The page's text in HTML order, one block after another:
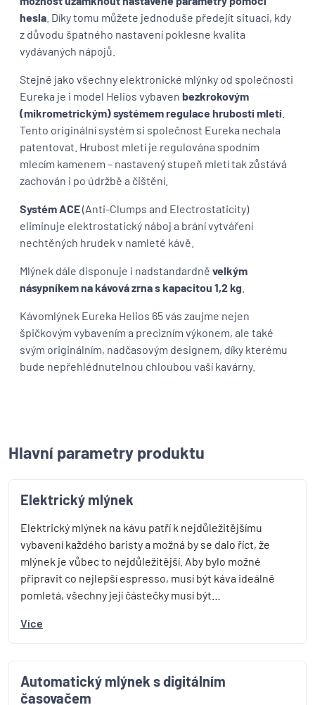
hesla . Díky tomu můžete jednoduše předejít situaci, kdy
z důvodu špatného nastavení poklesne kvalita
vydávaných nápojů.
Stejně jako všechny elektronické mlýnky od společnosti
Eureka je i model Helios vybaven bezkrokovým
(mikrometrickým) systémem regulace hrubosti mletí
Tento originální systém si společnost Eureka nechala
patentovat. Hrubost mletí je regulována spodním
mlecím kamenem – nastavený stupeň mletí tak zůstává
zachován i po údržbě a čištění.
Systém ACE(Anti-Clumps and Electrostaticity)
eliminuje elektrostatický náboj a brání vytváření
nechtěných hrudek v namleté kávě.
Mlýnek dále disponuje i nadstandardně velkým
násypníkem na kávová zrna s kapacitou 1,2 kg
Kávomlýnek Eureka Helios 65 vás zaujme nejen
špičkovým vybavením a precizním výkonem, ale také
svým originálním, nadčasovým designem, díky kterému
bude nepřehlédnutelnou chloubou vaší kavárny.
Hlavní parametry produktu
Elektrický mlýnek
Elektrický mlýnek na kávu patří k nejdůležitějšímu
vybavení každého baristy a možná by se dalo říct, že
mlýnek je vůbec to nejdůležitější. Aby bylo možné
připravit co nejlepší espresso, musí být káva ideálně
pomletá, všechny její částečky musí být…
Více
Automatický mlýnek s digitálním
časovačem